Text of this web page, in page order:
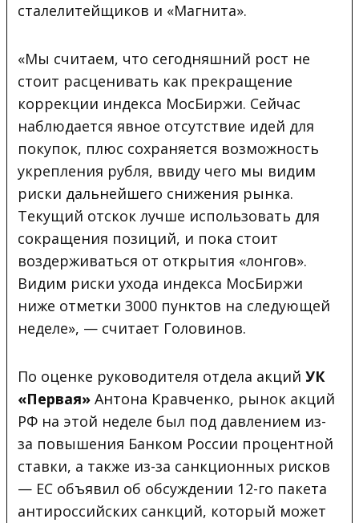
сталелитейщиков и «Магнита».
«Мы считаем, что сегодняшний рост не
стоит расценивать как прекращение
коррекции индекса МосБиржи. Сейчас
наблюдается явное отсутствие идей для
покупок, плюс сохраняется возможность
укрепления рубля, ввиду чего мы видим
риски дальнейшего снижения рынка.
Текущий отскок лучше использовать для
сокращения позиций, и пока стоит
воздерживаться от открытия «лонгов».
Видим риски ухода индекса МосБиржи
ниже отметки 3000 пунктов на следующей
неделе», — считает Головинов.
По оценке руководителя отдела акцийУК
«Первая» Антона Кравченко, рынок акций
РФ на этой неделе был под давлением из-
за повышения Банком России процентной
ставки, а также из-за санкционных рисков
— ЕС объявил об обсуждении 12-го пакета
антироссийских санкций, который может